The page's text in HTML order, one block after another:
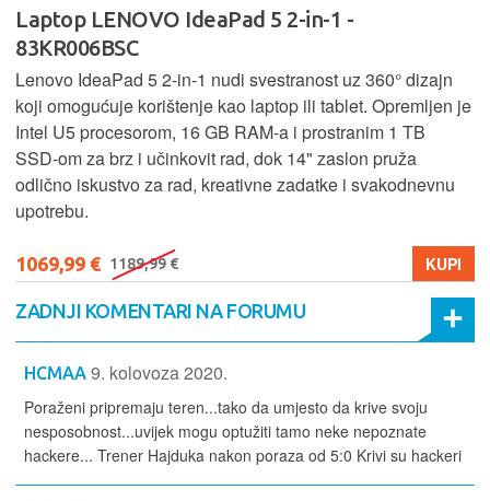
Laptop LENOVO IdeaPad 5 2-in-1 -
83KR006BSC
Lenovo IdeaPad 5 2‑in‑1 nudi svestranost uz 360° dizajn
koji omogućuje korištenje kao laptop ili tablet. Opremljen je
Intel U5 procesorom, 16 GB RAM-a i prostranim 1 TB
SSD‑om za brz i učinkovit rad, dok 14" zaslon pruža
odlično iskustvo za rad, kreativne zadatke i svakodnevnu
upotrebu.
1069,99 € 1189,99 € KUPI
ZADNJI KOMENTARI NA FORUMU
HCMAA 9. kolovoza 2020.
Poraženi pripremaju teren...tako da umjesto da krive svoju
nesposobnost...uvijek mogu optužiti tamo neke nepoznate
hackere... Trener Hajduka nakon poraza od 5:0 Krivi su hackeri